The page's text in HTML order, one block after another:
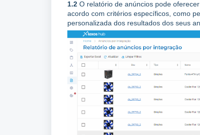
1.2 O relatório de anúncios pode
acordo com critérios específicos, como
personalizada dos resultados dos seus